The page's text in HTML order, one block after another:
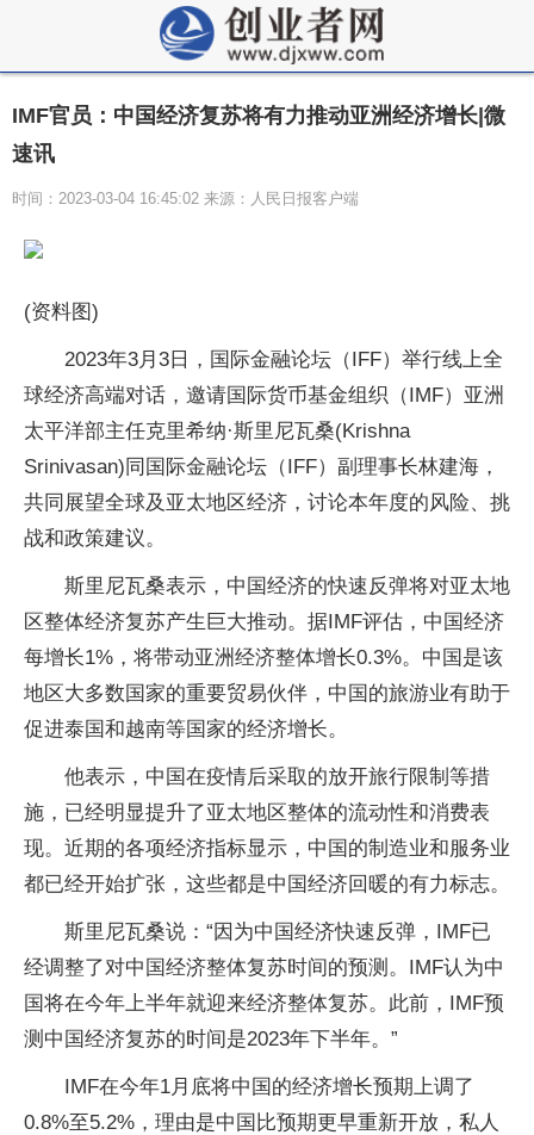
IMF官员：中国经济复苏将有力推动亚洲经济增长|微
速讯
时间：2023-03-04 16:45:02 来源：人民日报客户端
(资料图)
2023年3月3日，国际金融论坛（IFF）举行线上全
球经济高端对话，邀请国际货币基金组织（IMF）亚洲
太平洋部主任克里希纳·斯里尼瓦桑(Krishna
Srinivasan)同国际金融论坛（IFF）副理事长林建海，
共同展望全球及亚太地区经济，讨论本年度的风险、挑
战和政策建议。
斯里尼瓦桑表示，中国经济的快速反弹将对亚太地
区整体经济复苏产生巨大推动。据IMF评估，中国经济
每增长1%，将带动亚洲经济整体增长0.3%。中国是该
地区大多数国家的重要贸易伙伴，中国的旅游业有助于
促进泰国和越南等国家的经济增长。
他表示，中国在疫情后采取的放开旅行限制等措
施，已经明显提升了亚太地区整体的流动性和消费表
现。近期的各项经济指标显示，中国的制造业和服务业
都已经开始扩张，这些都是中国经济回暖的有力标志。
斯里尼瓦桑说：“因为中国经济快速反弹，IMF已
经调整了对中国经济整体复苏时间的预测。IMF认为中
国将在今年上半年就迎来经济整体复苏。此前，IMF预
测中国经济复苏的时间是2023年下半年。”
IMF在今年1月底将中国的经济增长预期上调了
0.8%至5.2%，理由是中国比预期更早重新开放，私人